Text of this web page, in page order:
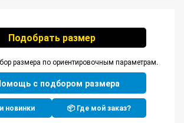
Подобрать размер
размера по ориентировочным параметрам.
с подбором размера
новинки 📦 Где мой заказ?